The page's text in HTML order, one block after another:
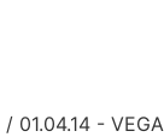
/ 01.04.14 - VEGA